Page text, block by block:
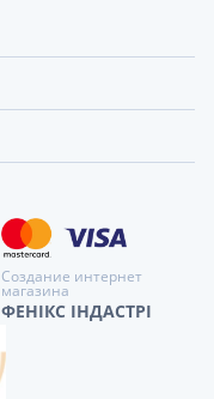
Создание интернет
магазина
ФЕНІКС ІНДАСТРІ